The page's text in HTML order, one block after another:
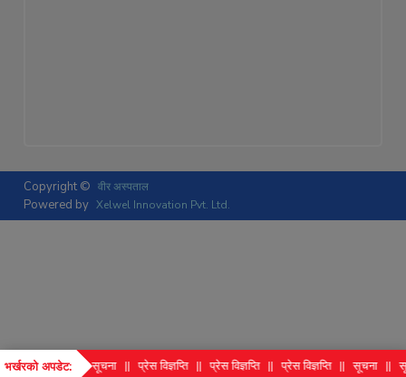
भर्खरको अपडेट:
सूचना सूचना प्रेस विज्ञप्ति प्रेस विज्ञप्ति प्रेस विज्ञप्ति सूचना
Copyright © वीर अस्पताल
Powered by Xelwel Innovation Pvt. Ltd.